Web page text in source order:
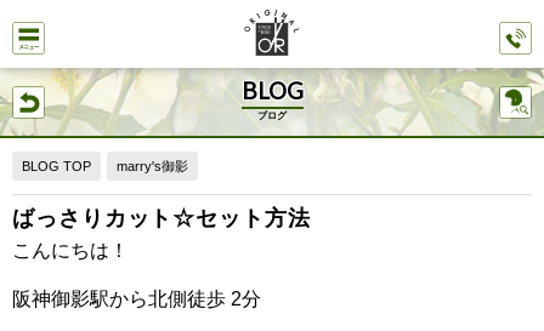
BLOG
ブログ
BLOG TOP marry's御影
ばっさりカット☆セット方法
こんにちは！
阪神御影駅から北側徒歩 2分